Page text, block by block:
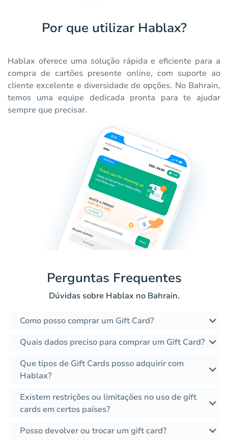
Por que utilizar Hablax?
Hablax oferece uma solução rápida e eficiente para a
compra de cartões presente online, com suporte ao
cliente excelente e diversidade de opções. No Bahrain,
temos uma equipe dedicada pronta para te ajudar
sempre que precisar.
Perguntas Frequentes
Dúvidas sobre Hablax no Bahrain.
Como posso comprar um Gift Card?
Quais dados preciso para comprar um Gift Card?
Que tipos de Gift Cards posso adquirir com
Hablax?
Existem restrições ou limitações no uso de gift
cards em certos países?
Posso devolver ou trocar um gift card?